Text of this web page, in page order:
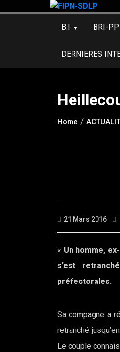
B.I BRI-PP
DERNIERES
Home
21 Mars 2016
« Un homme,
s’est
préfectorales.
Sa compagne a
retranché
Le couple